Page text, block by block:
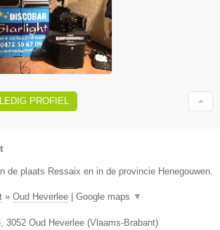
PROFIEL
de plaats Ressaix en in de provincie Henegouwen.
» Oud Heverlee Google maps ▼
3052 Oud Heverlee (Vlaams-Brabant)